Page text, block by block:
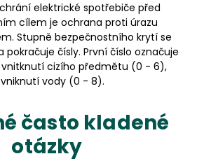
elektrické spotřebiče před
cílem je ochrana proti úrazu
Stupně bezpečnostního krytí se
pokračuje čísly. První číslo označuje
cizího předmětu (0 - 6),
vody (0 - 8).
často kladené
otázky